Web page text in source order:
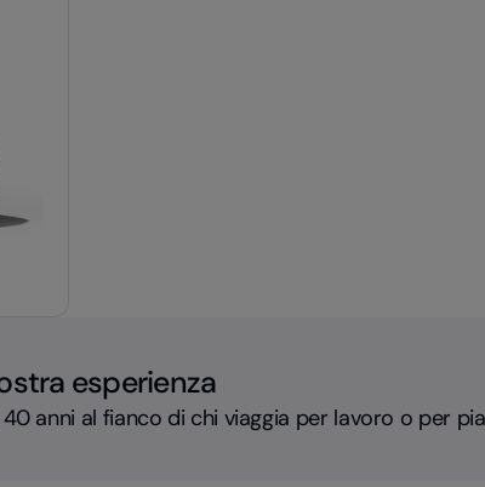
esperienza
anni al fianco di chi viaggia per lavoro o per